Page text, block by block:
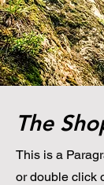
The
This is a
or double click